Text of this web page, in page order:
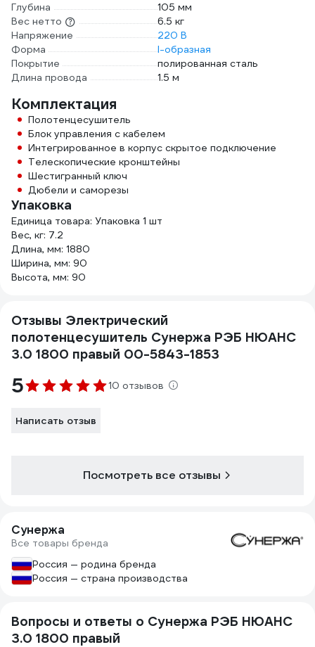
Глубина
105 мм
Вес нетто
6.5 кг
Напряжение
220 В
Форма
I-образная
Покрытие
полированная сталь
Длина провода
1.5 м
Комплектация
Полотенцесушитель
Блок управления с кабелем
Интегрированное в корпус скрытое подключение
Телескопические кронштейны
Шестигранный ключ
Дюбели и саморезы
Упаковка
Единица товара: Упаковка 1 шт
Вес, кг: 7.2
Длина, мм: 1880
Ширина, мм: 90
Высота, мм: 90
Отзывы Электрический
полотенцесушитель Сунержа РЭБ НЮАНС
3.0 1800 правый 00-5843-1853
5 10 отзывов
Написать отзыв
Посмотреть все отзывы
Сунержа
Все товары бренда
Россия — родина бренда
Россия — страна производства
Вопросы и ответы о Сунержа РЭБ НЮАНС
3.0 1800 правый